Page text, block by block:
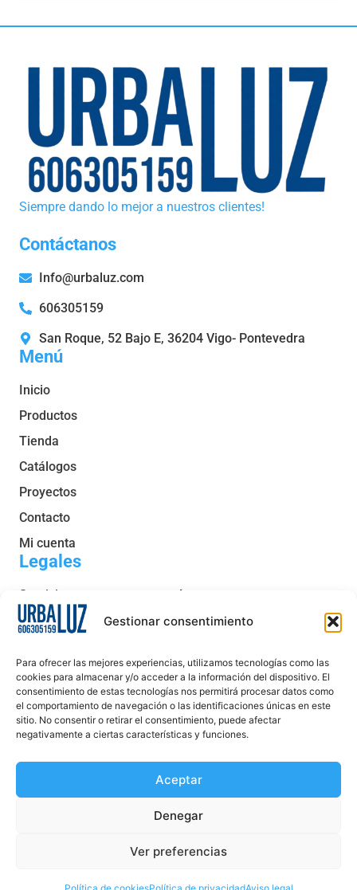
Gestionar consentimiento
Para ofrecer las mejores experiencias, utilizamos tecnologías como las
cookies para almacenar y/o acceder a la información del dispositivo. El
consentimiento de estas tecnologías nos permitirá procesar datos como
el comportamiento de navegación o las identificaciones únicas en este
sitio. No consentir o retirar el consentimiento, puede afectar
negativamente a ciertas características y funciones.
Aceptar
Denegar
Ver preferencias
Siempre dando lo mejor a nuestros clientes!
Menú
Inicio
Productos
Tienda
Catálogos
Proyectos
Contacto
Mi cuenta
Legales
Servicio post venta y garantía
Condiciones generales de venta
Política de cookies
Aviso legal
Declaración de accesibilidad
Contáctanos
Info@urbaluz.com
606305159
San Roque, 52 Bajo E, 36204 Vigo- Pontevedra
Creado Por DigitalYa